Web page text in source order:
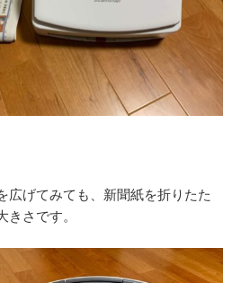
広げてみても、新聞紙を折りたた
きさです。